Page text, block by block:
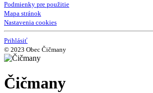
Podmienky pre použitie
Mapa stránok
Nastavenia cookies
Prihlásiť
© 2023 Obec Čičmany
Čičmany